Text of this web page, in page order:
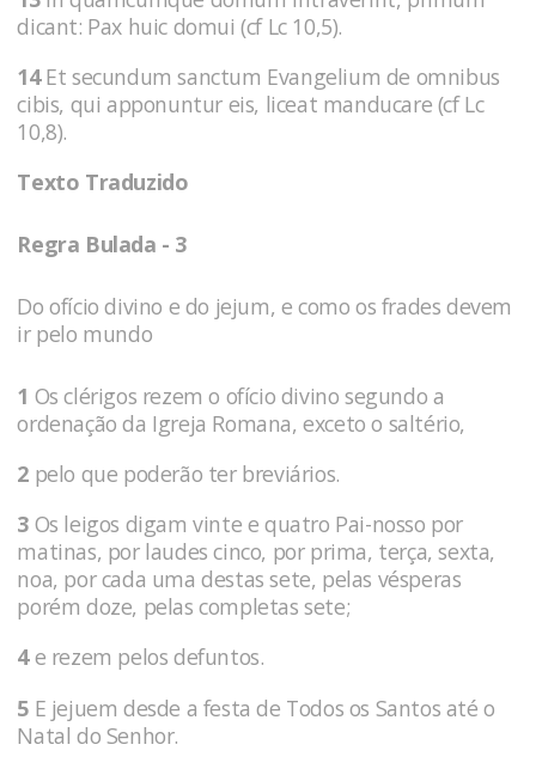
dicant: Pax huic domui (cf Lc 10,5).
14Et secundum sanctum Evangelium de omnibus
cibis, qui apponuntur eis, liceat manducare (cf Lc
10,8).
Texto Traduzido
Regra Bulada - 3
Do ofício divino e do jejum, e como os frades devem
ir pelo mundo
1 Os clérigos rezem o ofício divino segundo a
ordenação da Igreja Romana, exceto o saltério,
2 pelo que poderão ter breviários.
3 Os leigos digam vinte e quatro Pai-nosso por
matinas, por laudes cinco, por prima, terça, sexta,
noa, por cada uma destas sete, pelas vésperas
porém doze, pelas completas sete;
4e rezem pelos defuntos.
5 E jejuem desde a festa de Todos os Santos até o
Natal do Senhor.